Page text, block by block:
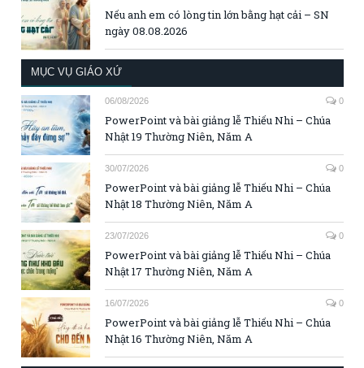
Nếu anh em có lòng tin lớn bằng hạt cải – SN
ngày 08.08.2026
MỤC VỤ GIÁO XỨ
06/08/2026 0
PowerPoint và bài giảng lễ Thiếu Nhi – Chúa
Nhật 19 Thường Niên, Năm A
30/07/2026 0
PowerPoint và bài giảng lễ Thiếu Nhi – Chúa
Nhật 18 Thường Niên, Năm A
23/07/2026 0
PowerPoint và bài giảng lễ Thiếu Nhi – Chúa
Nhật 17 Thường Niên, Năm A
16/07/2026 0
PowerPoint và bài giảng lễ Thiếu Nhi – Chúa
Nhật 16 Thường Niên, Năm A